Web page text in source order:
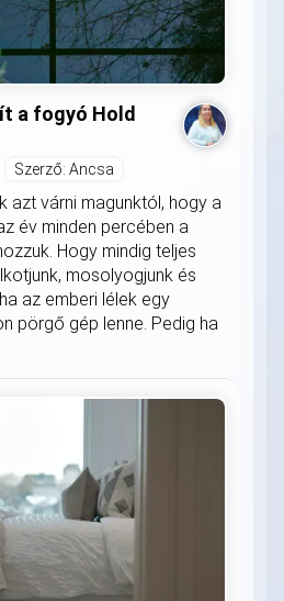
a fogyó Hold
Szerző: Ancsa
azt várni magunktól, hogy a
év minden percében a
Hogy mindig teljes
mosolyogjunk és
az emberi lélek egy
pörgő gép lenne. Pedig ha